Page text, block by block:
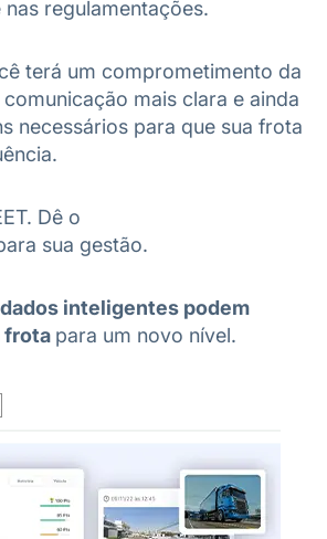
regulamentações.
terá um comprometimento da
mais clara e ainda
necessários para que sua frota
Dê o
sua gestão.
inteligentes podem
frota para um novo nível.